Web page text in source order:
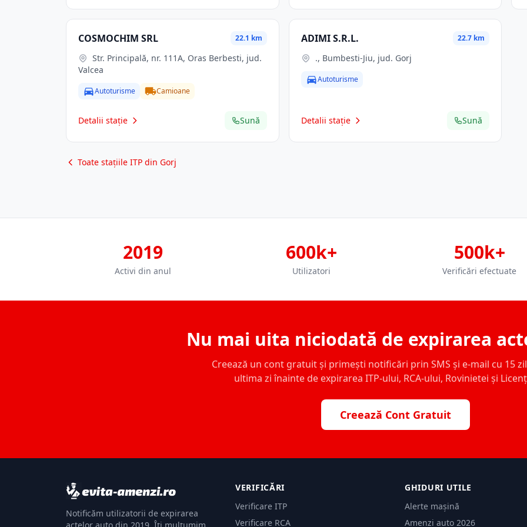
COSMOCHIM SRL 22.1 km
Valcea
Autoturisme Camioane
Detalii stație Sună
ADIMI S.R.L. 22.7 km
., Bumbesti-Jiu, jud. Gorj
Autoturisme
Detalii stație Sună
Toate stațiile ITP din Gorj
2019
Activi din anul
600k+
Utilizatori
500k+
Verificări efectuate
Nu mai uita niciodată de expirarea
Creează un cont gratuit și primești notificări prin SMS și e-mail cu 15
ultima zi înainte de expirarea ITP-ului, RCA-ului, Rovinietei și
Creează Cont Gratuit
Notificăm utilizatorii de expirarea
VERIFICĂRI
Verificare ITP
Verificare RCA
GHIDURI UTILE
Alerte mașină
Amenzi auto 2026